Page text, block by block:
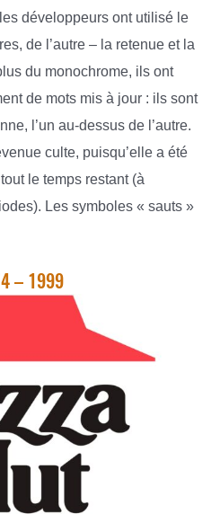
développeurs ont utilisé le
de l’autre – la retenue et la
du monochrome, ils ont
de mots mis à jour : ils sont
l’un au-dessus de l’autre.
culte, puisqu’elle a été
le temps restant (à
Les symboles « sauts »
– 1999